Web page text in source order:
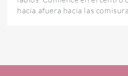
hacia afuera hacia las